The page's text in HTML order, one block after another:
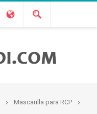
Mascarilla para RCP